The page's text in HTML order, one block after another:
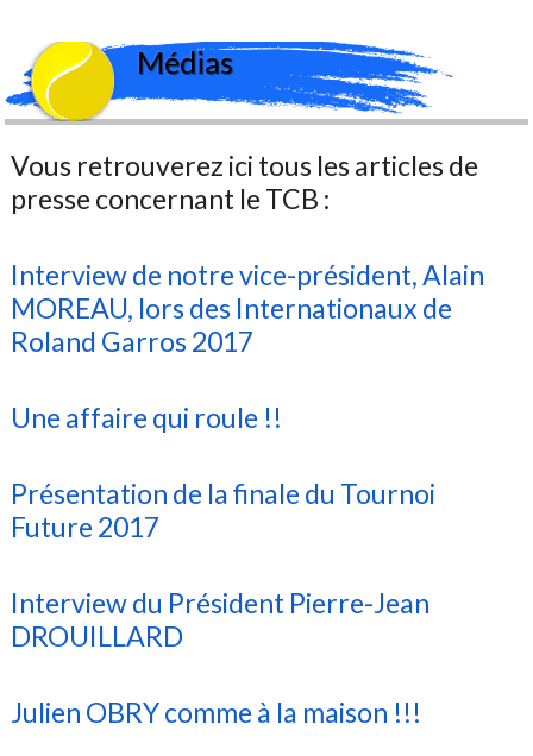
Médias
Vous retrouverez ici tous les articles de
presse concernant le TCB :
Interview de notre vice-président, Alain
MOREAU, lors des Internationaux de
Roland Garros 2017
Une affaire qui roule !!
Présentation de la finale du Tournoi
Future 2017
Interview du Président Pierre-Jean
DROUILLARD
Julien OBRY comme à la maison !!!